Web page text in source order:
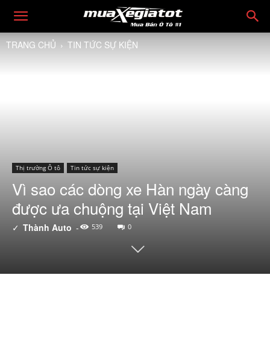
TRANG CHỦ TIN TỨC SỰ KIỆN
Thị trường Ô tô Tin tức sự kiện
Vì sao các dòng xe Hàn ngày càng
được ưa chuộng tại Việt Nam
✓ Thành Auto - 539 0